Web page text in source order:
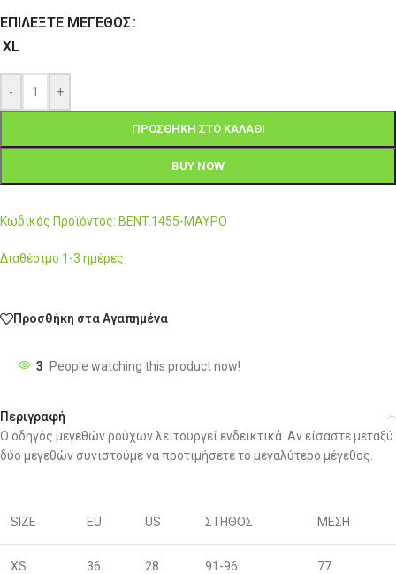
ΕΠΙΛΈΞΤΕ ΜΈΓΕΘΟΣ
XL
- +
ΠΡΟΣΘΉΚΗ ΣΤΟ ΚΑΛΆΘΙ
BUY NOW
Κωδικός Προϊόντος: BENT.1455-ΜΑΥΡΟ
Διαθέσιμο 1-3 ημέρες
Προσθήκη στα Αγαπημένα
3 People watching this product now!
Περιγραφή
Ο οδηγός μεγεθών ρούχων λειτουργεί ενδεικτικά. Αν είσαστε μεταξύ
δύο μεγεθών συνιστούμε να προτιμήσετε το μεγαλύτερο μέγεθος.
SIZE EU US ΣΤΗΘΟΣ ΜΕΣΗ
XS 36 28 91-96 77